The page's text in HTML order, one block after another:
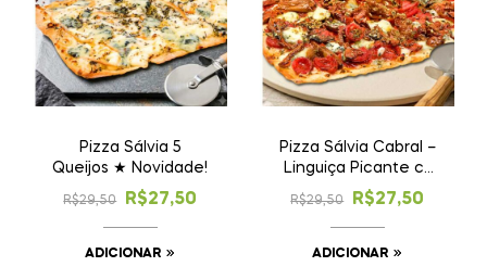
Pizza Sálvia 5
Queijos ★ Novidade!
R$29,50 R$27,50
ADICIONAR
Pizza Sálvia Cabral –
Linguiça Picante c/
Cebola
Caramelizada ★
Novidade!
R$29,50 R$27,50
ADICIONAR